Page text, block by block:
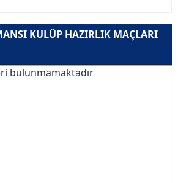
KULÜP HAZIRLIK MAÇLARI
bulunmamaktadır